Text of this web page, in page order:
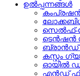
ഉൽപ്പന്നങ്ങൾ
സെൽഫ്-
ടെൻഷൻ
ബ്രാൻഡ്
കസ്റ്റം
ഓയിൽ
എൻഡ്